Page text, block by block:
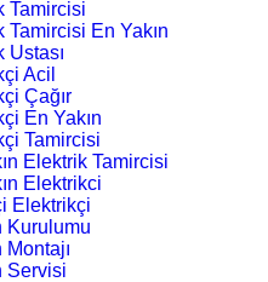
Tamircisi
Tamircisi En Yakın
Ustası
Acil
Çağır
En Yakın
Tamircisi
Elektrik Tamircisi
Elektrikci
Elektrikçi
Kurulumu
Servisi